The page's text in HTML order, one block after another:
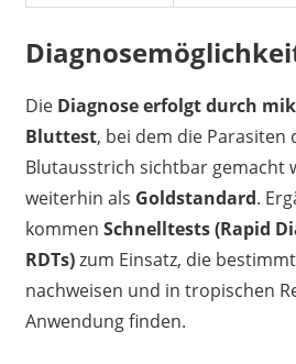
Die Diagnose erfolgt durch
Bluttest, bei dem die Parasiten
Blutausstrich sichtbar gemacht
weiterhin als Goldstandard.
kommen Schnelltests (Rapid
RDTs)zum Einsatz, die
nachweisen und in tropischen
Anwendung finden.